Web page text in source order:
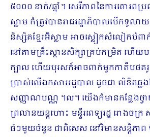
៥០០០ នាក់/ឆ្នាំ។ សេរីភាពនៃការគោរ
ស្លាម ក៏ត្រូវបានរាជរដ្ឋាភិបាលបើកទូល
និស្សិតខ្មែរអ៊ិស្លាម អាចស្លៀកសំលៀកបំព
នៅតាមគ្រឹះស្ថានសិក្សាគ្រប់កម្រិត ហើយប
ក្បាល ហើយ​បុរសក៏​អាចពាក់មួកកាតឹបថត
ប្រាស់លើឯកសាររដ្ឋបាល ដូចជា លិខិតឆ្លង
សញ្ញាណបណ្ណ ។ល។ យើងក៏មានកន្លែងថ្វ
ព្រលានយន្តហោះ មន្ទីរពេទ្យរដ្ឋ រោងចក្រ
ធំៗមួយចំនួន ជាពិសេស នៅវិមានសន្តិភាព